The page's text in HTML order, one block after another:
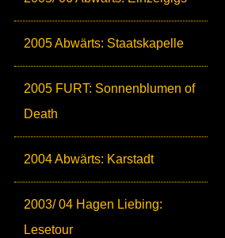
2005 Abwärts: Staatskapelle
2005 FURT: Sonnenblumen of
Death
2004 Abwärts: Karstadt
2003/ 04 Hagen Liebing:
Lesetour